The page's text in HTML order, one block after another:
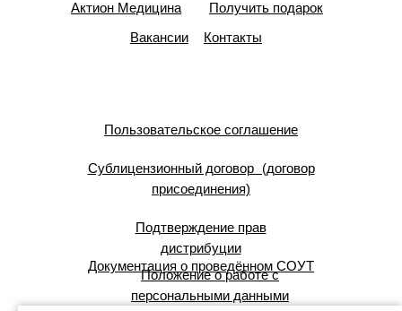
Актион Медицина
Получить подарок
Вакансии
Контакты
Пользовательское соглашение
Сублицензионный договор (договор
присоединения)
Подтверждение прав
дистрибуции
Документация о проведённом СОУТ
Положение о работе с
персональными данными